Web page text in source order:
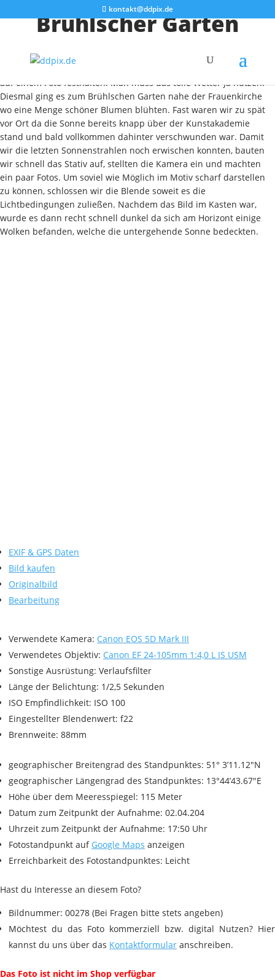
kontakt@ddpix.de
Brühlscher Garten
Am heutigen Abend machten wir uns noch einmal auf den Weg in
die Stadt. Auch heute wollten wir die schöne Frühlingsstimmung
auf einem Foto festhalten. Man muss das tolle Wetter ja nutzen.
Diesmal ging es zum Brühlschen Garten nahe der Frauenkirche
wo eine Menge schöner Blumen blühten. Fast waren wir zu spät
vor Ort da die Sonne bereits knapp über der Kunstakademie
stand und bald vollkommen dahinter verschwunden war. Damit
wir die letzten Sonnenstrahlen noch erwischen konnten, bauten
wir schnell das Stativ auf, stellten die Kamera ein und machten
ein paar Fotos. Um soviel wie Möglich im Motiv scharf darstellen
zu können, schlossen wir die Blende soweit es die
Lichtbedingungen zuließen. Nachdem das Bild im Kasten war,
wurde es dann recht schnell dunkel da sich am Horizont einige
Wolken befanden, welche die untergehende Sonne bedeckten.
EXIF & GPS Daten
Bild kaufen
Originalbild
Bearbeitung
Verwendete Kamera: Canon EOS 5D Mark III
Verwendetes Objektiv: Canon EF 24-105mm 1:4,0 L IS USM
Sonstige Ausrüstung: Verlaufsfilter
Länge der Belichtung: 1/2,5 Sekunden
ISO Empfindlichkeit: ISO 100
Eingestellter Blendenwert: f22
Brennweite: 88mm
geographischer Breitengrad des Standpunktes: 51° 3’11.12″N
geographischer Längengrad des Standpunktes: 13°44’43.67″E
Höhe über dem Meeresspiegel: 115 Meter
Datum zum Zeitpunkt der Aufnahme: 02.04.204
Uhrzeit zum Zeitpunkt der Aufnahme: 17:50 Uhr
Fotostandpunkt auf Google Maps anzeigen
Erreichbarkeit des Fotostandpunktes: Leicht
Hast du Interesse an diesem Foto?
Bildnummer: 00278 (Bei Fragen bitte stets angeben)
Möchtest du das Foto kommerziell bzw. digital Nutzen? Hier
kannst du uns über das Kontaktformular anschreiben.
Das Foto ist nicht im Shop verfügbar